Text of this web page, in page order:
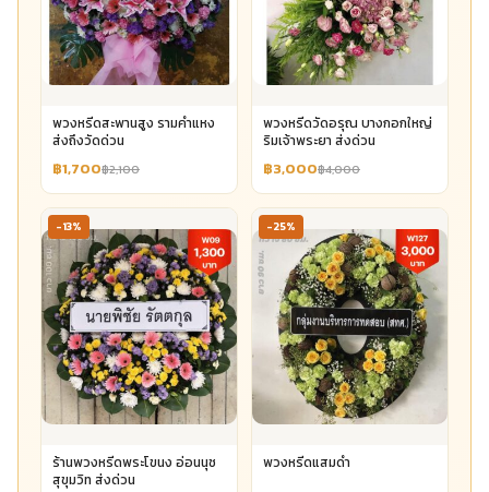
พวงหรีดสะพานสูง รามคำแหง
ส่งถึงวัดด่วน
฿1,700฿2,100
พวงหรีดวัดอรุณ บางกอกใหญ่
ริมเจ้าพระยา ส่งด่วน
฿3,000฿4,000
-13%
ร้านพวงหรีดพระโขนง อ่อนนุช
สุขุมวิท ส่งด่วน
-25%
พวงหรีดแสมดำ